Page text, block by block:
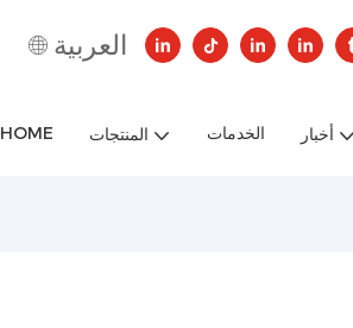
العربية
HOME المنتجات الخدمات أخبار